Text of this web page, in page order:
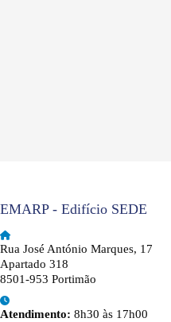
EMARP - Edifício SEDE
Rua José António Marques, 17
Apartado 318
8501-953 Portimão
Atendimento: 8h30 às 17h00